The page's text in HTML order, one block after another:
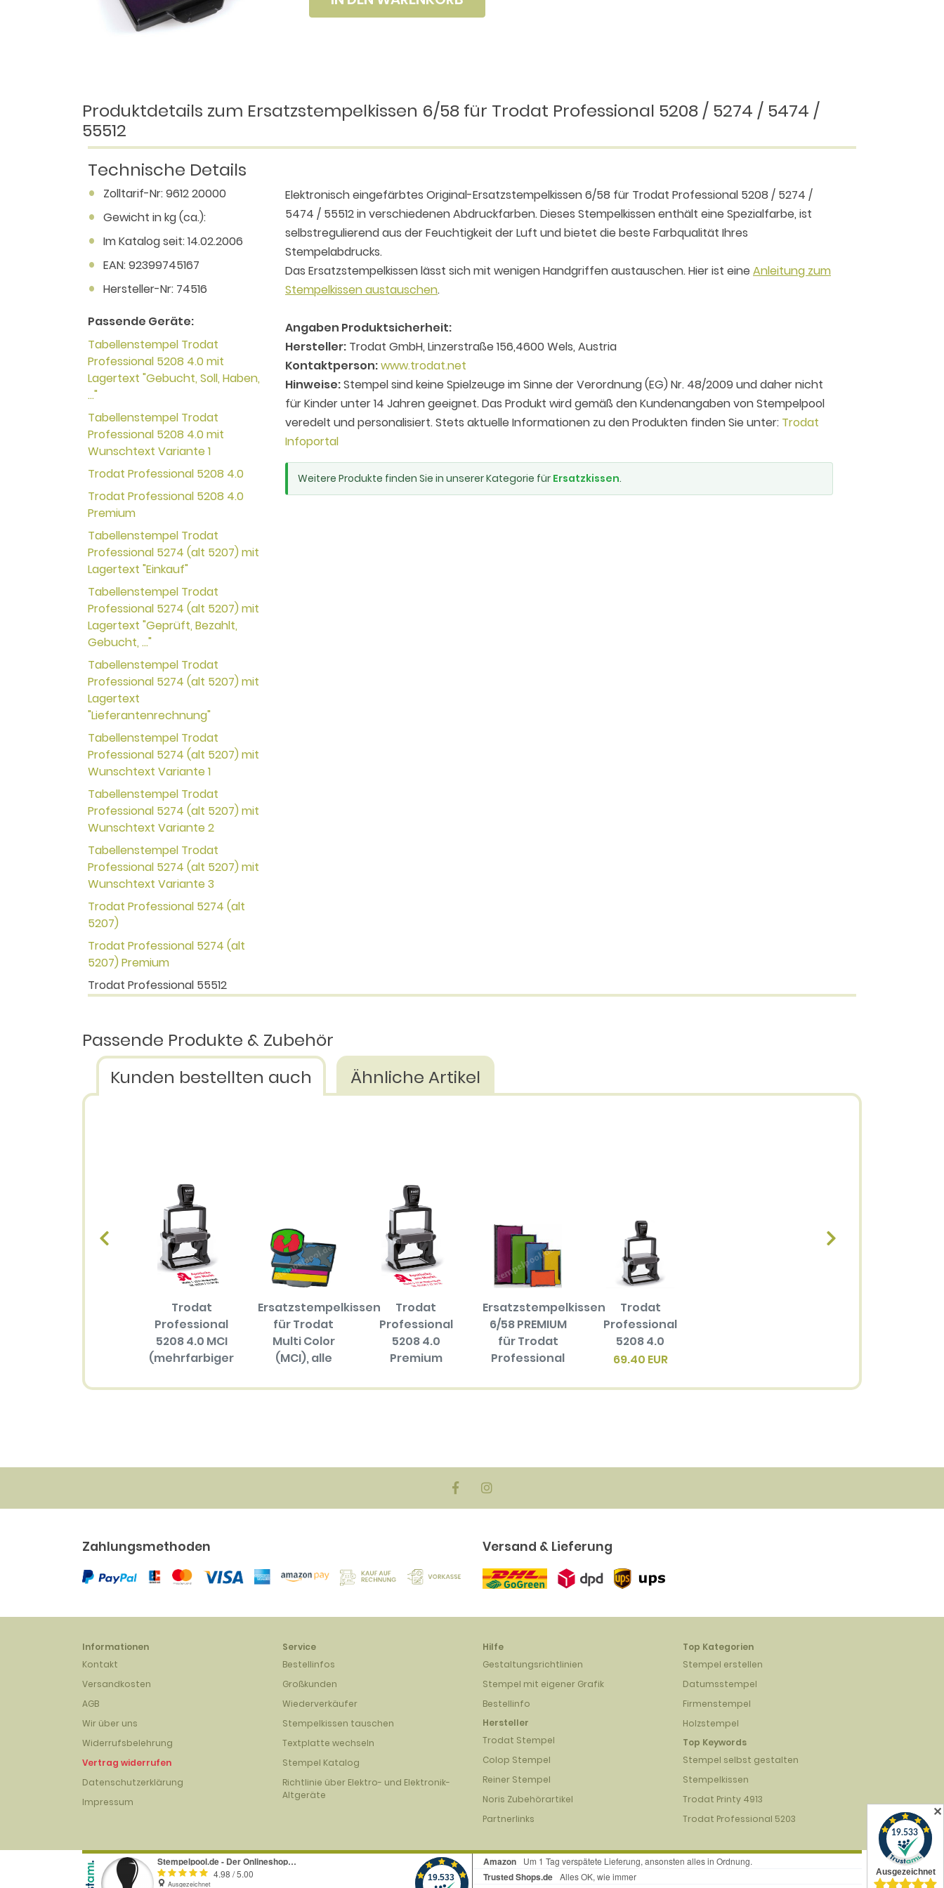
Produktdetails zum Ersatzstempelkissen 6/58 für Trodat Professional 5208 / 5274 / 5474 /
55512
Technische Details
Zolltarif-Nr: 9612 20000
Gewicht in kg (ca.):
Im Katalog seit: 14.02.2006
EAN: 92399745167
Hersteller-Nr: 74516
Passende Geräte:
Tabellenstempel Trodat
Professional 5208 4.0 mit
Lagertext "Gebucht, Soll, Haben,
..."
Tabellenstempel Trodat
Professional 5208 4.0 mit
Wunschtext Variante 1
Trodat Professional 5208 4.0
Trodat Professional 5208 4.0
Premium
Tabellenstempel Trodat
Professional 5274 (alt 5207) mit
Lagertext "Einkauf"
Tabellenstempel Trodat
Professional 5274 (alt 5207) mit
Lagertext "Geprüft, Bezahlt,
Gebucht, ..."
Tabellenstempel Trodat
Professional 5274 (alt 5207) mit
Lagertext
"Lieferantenrechnung"
Tabellenstempel Trodat
Professional 5274 (alt 5207) mit
Wunschtext Variante 1
Tabellenstempel Trodat
Professional 5274 (alt 5207) mit
Wunschtext Variante 2
Tabellenstempel Trodat
Professional 5274 (alt 5207) mit
Wunschtext Variante 3
Trodat Professional 5274 (alt
5207)
Trodat Professional 5274 (alt
5207) Premium
Trodat Professional 55512
Elektronisch eingefärbtes Original-Ersatzstempelkissen 6/58 für Trodat Professional 5208 / 5274 /
5474 / 55512 in verschiedenen Abdruckfarben. Dieses Stempelkissen enthält eine Spezialfarbe, ist
selbstregulierend aus der Feuchtigkeit der Luft und bietet die beste Farbqualität Ihres
Stempelabdrucks.
Das Ersatzstempelkissen lässt sich mit wenigen Handgriffen austauschen. Hier ist eine Anleitung zum
Stempelkissen austauschen.
Angaben Produktsicherheit:
Hersteller: Trodat GmbH, Linzerstraße 156,4600 Wels, Austria
Kontaktperson:www.trodat.net
Hinweise:Stempel sind keine Spielzeuge im Sinne der Verordnung (EG) Nr. 48/2009 und daher nicht
für Kinder unter 14 Jahren geeignet. Das Produkt wird gemäß den Kundenangaben von Stempelpool
veredelt und personalisiert. Stets aktuelle Informationen zu den Produkten finden Sie unter: Trodat
Infoportal
Weitere Produkte finden Sie in unserer Kategorie für Ersatzkissen.
Passende Produkte & Zubehör
Kunden bestellten auch
Ähnliche Artikel
Trodat
Professional
5208 4.0 MCI
(mehrfarbiger
102.40 EUR
Ersatzstempelkissen
für Trodat
Multi Color
(MCI), alle
(mehrfarbiger
Trodat
Professional
5208 4.0
Premium
Ersatzstempelkissen
6/58 PREMIUM
für Trodat
Professional
55512
Trodat
Professional
5208 4.0
69.40 EUR
Zahlungsmethoden Versand & Lieferung
Informationen
Kontakt
Versandkosten
AGB
Wir über uns
Widerrufsbelehrung
Vertrag widerrufen
Datenschutzerklärung
Impressum
Service
Bestellinfos
Großkunden
Wiederverkäufer
Stempelkissen tauschen
Textplatte wechseln
Stempel Katalog
Richtlinie über Elektro- und Elektronik-
Altgeräte
Hilfe
Gestaltungsrichtlinien
Stempel mit eigener Grafik
Bestellinfo
Hersteller
Trodat Stempel
Colop Stempel
Reiner Stempel
Noris Zubehörartikel
Partnerlinks
Top Kategorien
Stempel erstellen
Datumsstempel
Firmenstempel
Holzstempel
Top Keywords
Stempel selbst gestalten
Stempelkissen
Trodat Printy 4913
Trodat Professional 5203
✕